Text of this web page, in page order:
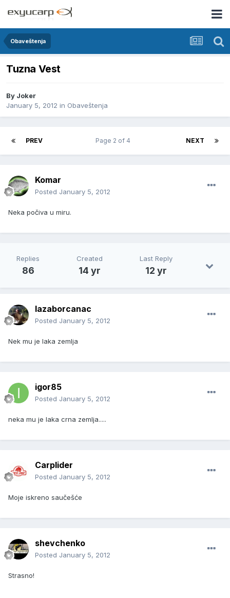
Obaveštenja
Tuzna Vest
By Joker
January 5, 2012 in Obaveštenja
PREV NEXT
Page 2 of 4
Komar
Posted January 5, 2012
Neka počiva u miru.
Replies
86
Created
14 yr
Last Reply
12 yr
lazaborcanac
Posted January 5, 2012
Nek mu je laka zemlja
igor85
Posted January 5, 2012
neka mu je laka crna zemlja.....
Carplider
Posted January 5, 2012
Moje iskreno saučešće
shevchenko
Posted January 5, 2012
Strasno!